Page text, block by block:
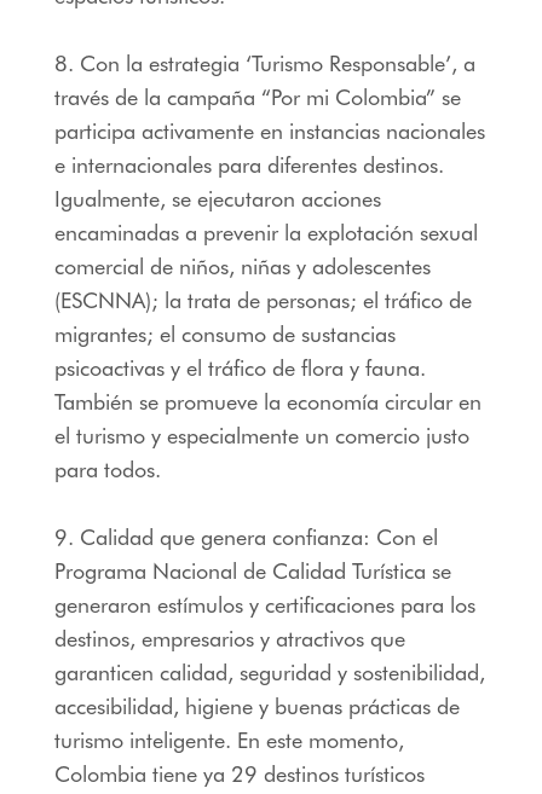
8. Con la estrategia ‘Turismo Responsable’, a
través de la campaña “Por mi Colombia” se
participa activamente en instancias nacionales
e internacionales para diferentes destinos.
Igualmente, se ejecutaron acciones
encaminadas a prevenir la explotación sexual
comercial de niños, niñas y adolescentes
(ESCNNA); la trata de personas; el tráfico de
migrantes; el consumo de sustancias
psicoactivas y el tráfico de flora y fauna.
También se promueve la economía circular en
el turismo y especialmente un comercio justo
para todos.
9. Calidad que genera confianza: Con el
Programa Nacional de Calidad Turística se
generaron estímulos y certificaciones para los
destinos, empresarios y atractivos que
garanticen calidad, seguridad y sostenibilidad,
accesibilidad, higiene y buenas prácticas de
turismo inteligente. En este momento,
Colombia tiene ya 29 destinos turísticos